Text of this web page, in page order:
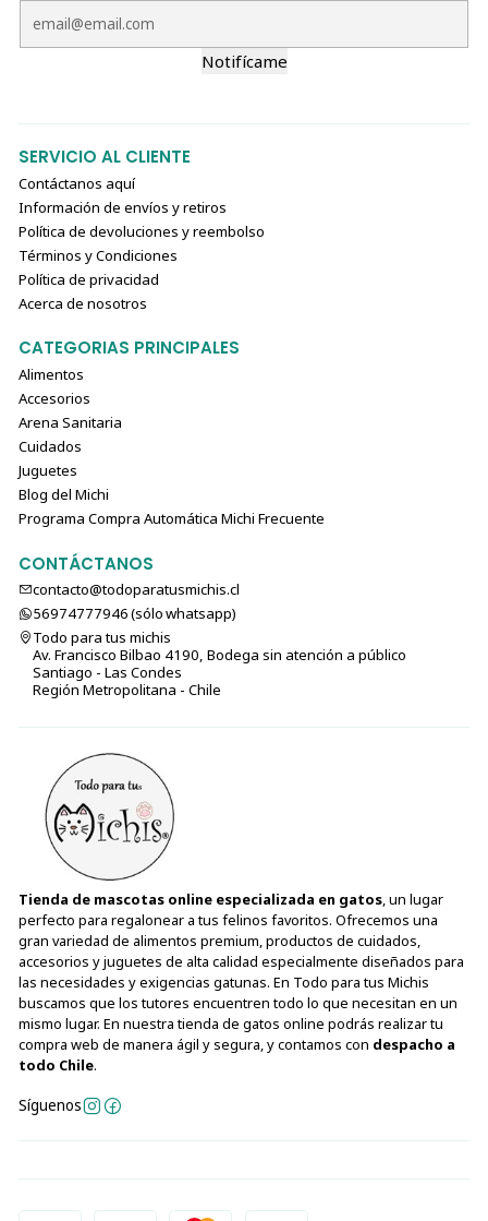
Notifícame
SERVICIO AL CLIENTE
Contáctanos aquí
Información de envíos y retiros
Política de devoluciones y reembolso
Términos y Condiciones
Política de privacidad
Acerca de nosotros
CATEGORIAS PRINCIPALES
Alimentos
Accesorios
Arena Sanitaria
Cuidados
Juguetes
Blog del Michi
Programa Compra Automática Michi Frecuente
CONTÁCTANOS
contacto@todoparatusmichis.cl
56974777946 (sólo⁣⁣⁣⁣⁣​​​​​​​​​​​​​​​ whatsapp)
Todo para tus michis
Av. Francisco Bilbao 4190, Bodega sin atención a público
Santiago - Las Condes
Región Metropolitana - Chile
Tienda de mascotas online especializada en gatos, un lugar
perfecto para regalonear a tus felinos favoritos. Ofrecemos una
gran variedad de alimentos premium, productos de cuidados,
accesorios y juguetes de alta calidad especialmente diseñados para
las necesidades y exigencias gatunas. En Todo para tus Michis
buscamos que los tutores encuentren todo lo que necesitan en un
mismo lugar. En nuestra tienda de gatos online podrás realizar tu
compra web de manera ágil y segura, y contamos con despacho a
todo Chile.
Síguenos